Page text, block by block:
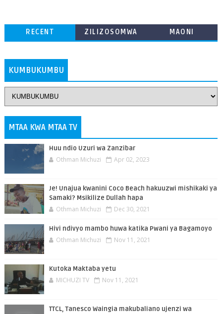
RECENT
ZILIZOSOMWA
MAONI
KUMBUKUMBU
MTAA KWA MTAA TV
Huu ndio Uzuri wa Zanzibar
Othman Michuzi Apr 02, 2023
Je! Unajua kwanini Coco Beach hakuuzwi mishikaki ya
Samaki? Msikilize Dullah hapa
Othman Michuzi Dec 30, 2021
Hivi ndivyo mambo huwa katika Pwani ya Bagamoyo
Othman Michuzi Nov 11, 2021
Kutoka Maktaba yetu
MICHUZI TV Nov 11, 2021
TTCL, Tanesco Waingia makubaliano ujenzi wa